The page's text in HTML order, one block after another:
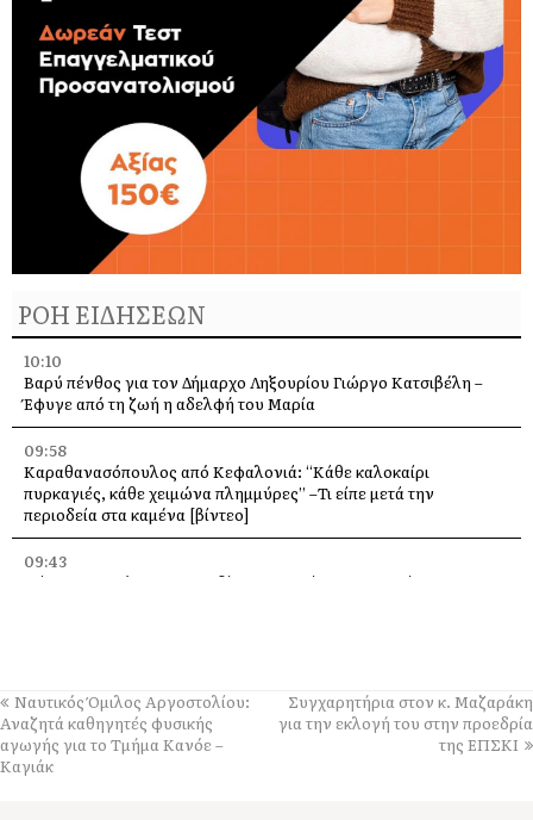
ΡΟΗ ΕΙΔΗΣΕΩΝ
10:10
Βαρύ πένθος για τον Δήμαρχο Ληξουρίου Γιώργο Κατσιβέλη –
Έφυγε από τη ζωή η αδελφή του Μαρία
09:58
Καραθανασόπουλος από Κεφαλονιά: “Κάθε καλοκαίρι
πυρκαγιές, κάθε χειμώνα πλημμύρες” –Τι είπε μετά την
περιοδεία στα καμένα [βίντεο]
09:43
Πάρος: Νεκρό 4χρονο παιδί που εντοπίστηκε σε πισίνα beach
Παγκόσμιο Κ20!
09:28
Πανηγύρι στη Θηνιά: Ο Μιχάλης Βιολάρης και η παρέα του σε μια
μεγάλη μουσική βραδιά
Ναυτικός Όμιλος Αργοστολίου:
Αναζητά καθηγητές φυσικής
αγωγής για το Τμήμα Κανόε –
Καγιάκ
Συγχαρητήρια στον κ. Μαζαράκη
για την εκλογή του στην προεδρία
της ΕΠΣΚΙ